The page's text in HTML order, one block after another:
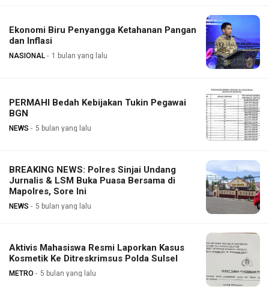
Ekonomi Biru Penyangga Ketahanan Pangan
dan Inflasi
NASIONAL 1 bulan yang lalu
PERMAHI Bedah Kebijakan Tukin Pegawai
BGN
NEWS 5 bulan yang lalu
BREAKING NEWS: Polres Sinjai Undang
Jurnalis & LSM Buka Puasa Bersama di
Mapolres, Sore Ini
NEWS 5 bulan yang lalu
Aktivis Mahasiswa Resmi Laporkan Kasus
Kosmetik Ke Ditreskrimsus Polda Sulsel
METRO 5 bulan yang lalu